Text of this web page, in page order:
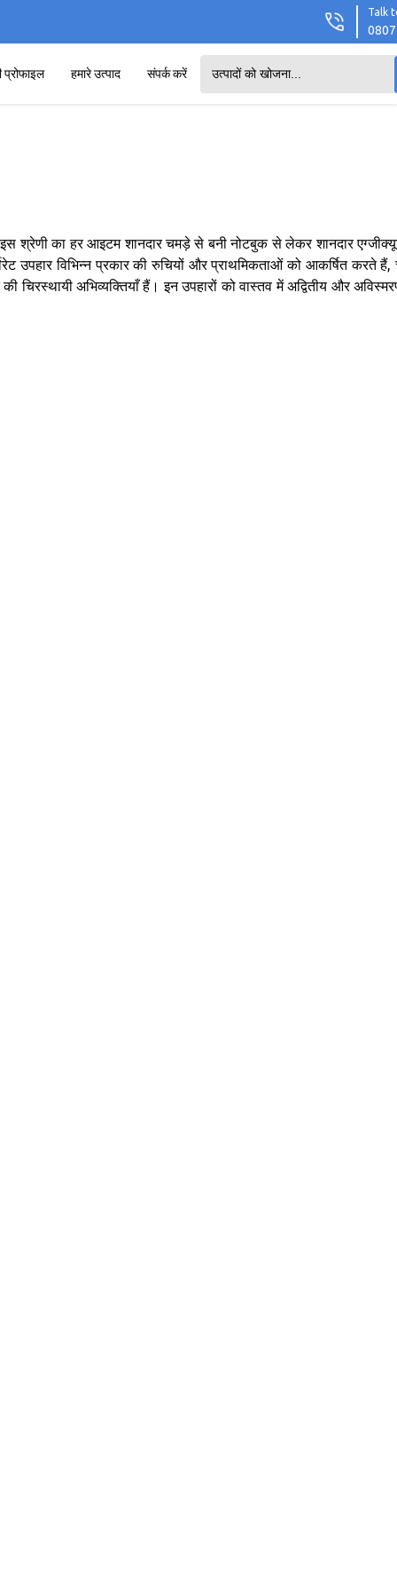
Talk
प्रोफाइल हमारे उत्पाद संपर्क करें
श्रेणी का हर आइटम शानदार चमड़े से बनी नोटबुक से लेकर शानदार
उपहार विभिन्न प्रकार की रुचियों और प्राथमिकताओं को आकर्षित करते हैं,
अभिव्यक्तियाँ हैं। इन उपहारों को वास्तव में अद्वितीय और